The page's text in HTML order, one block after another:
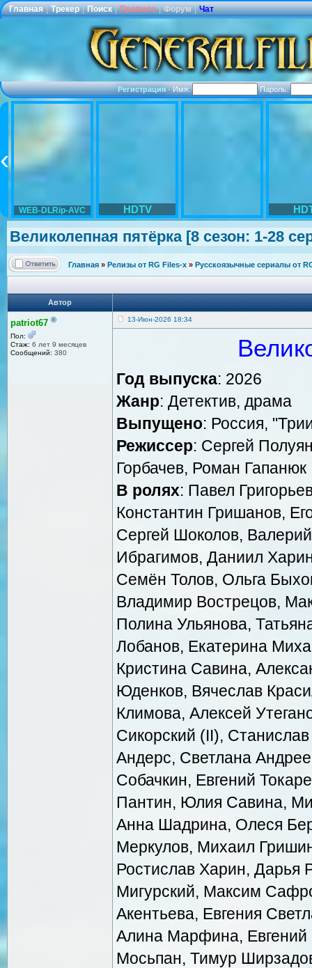
Главная | Трекер | Поиск | Правила | Форум | Чат
Регистрация·Имя: Пароль:
WEB-DLRip-AVC HDTV
Великолепная пятёрка [8 сезон: 1-28
Главная » Релизы от RG Files-x » Русскоязычные сериалы от
Автор
patriot67 ®
Пол:
Стаж: 6 лет 9 месяцев
Сообщений: 380
13-Июн-2026 18:34
Год выпуска: 2026
Жанр: Детектив, драма
Выпущено: Россия,
Режиссер: Сергей
Горбачев, Роман Гапанюк
В ролях: Павел
Константин Гришанов,
Сергей Шоколов,
Ибрагимов, Даниил
Семён Толов, Ольга
Владимир Вострецов,
Полина Ульянова,
Лобанов, Екатерина
Кристина Савина,
Юденков, Вячеслав
Климова, Алексей
Сикорский (II),
Андерс, Светлана
Собачкин, Евгений
Пантин, Юлия Савина,
Анна Шадрина, Олеся
Меркулов, Михаил
Ростислав Харин, Дарья
Мигурский, Максим
Акентьева, Евгения
Алина Марфина, Евгений
Мосьпан, Тимур